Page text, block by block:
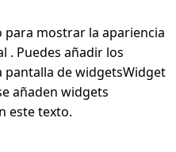
para mostrar la apariencia
. Puedes añadir los
pantalla de widgetsWidget
añaden widgets
este texto.